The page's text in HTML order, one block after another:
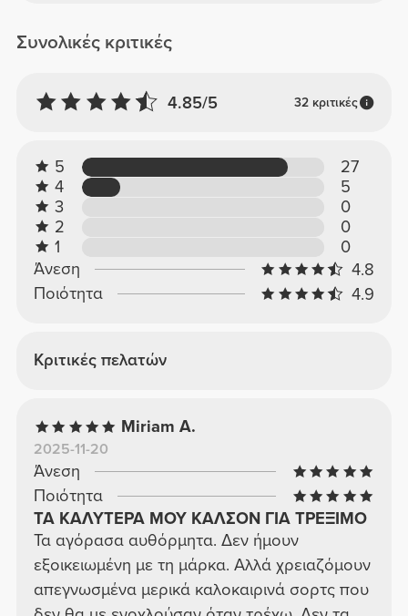
Συνολικές κριτικές
4.85/5 32 κριτικές
5
27
4
5
3
0
2
0
1
0
Άνεση
4.8
Ποιότητα
4.9
Κριτικές πελατών
Miriam A.
2025-11-20
Άνεση
Ποιότητα
ΤΑ ΚΑΛΥΤΕΡΑ ΜΟΥ ΚΑΛΣΟΝ ΓΙΑ ΤΡΕΞΙΜΟ
Τα αγόρασα αυθόρμητα. Δεν ήμουν
εξοικειωμένη με τη μάρκα. Αλλά χρειαζόμουν
απεγνωσμένα μερικά καλοκαιρινά σορτς που